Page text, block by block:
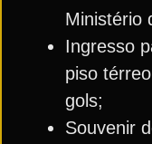
Ministério
Ingresso
piso
gols;
Souvenir